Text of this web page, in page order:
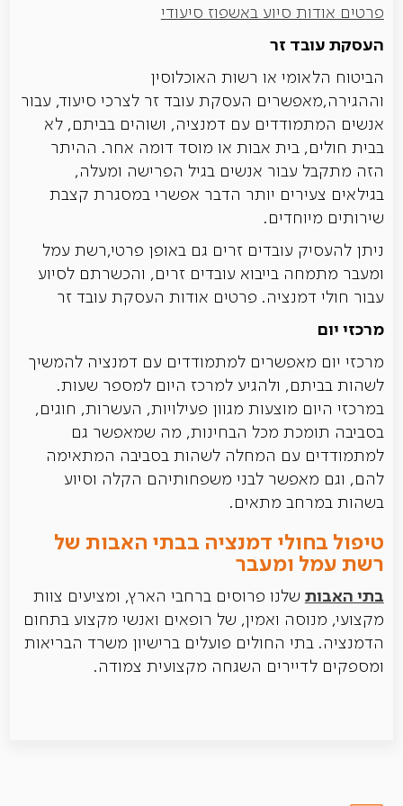
פרטים אודות סיוע באשפוז סיעודי
העסקת עובד זר
הביטוח הלאומי או רשות האוכלוסין
וההגירה,מאפשרים העסקת עובד זר לצרכי סיעוד, עבור
אנשים המתמודדים עם דמנציה, ושוהים בביתם, לא
בבית חולים, בית אבות או מוסד דומה אחר. ההיתר
הזה מתקבל עבור אנשים בגיל הפרישה ומעלה,
בגילאים צעירים יותר הדבר אפשרי במסגרת קצבת
שירותים מיוחדים.
ניתן להעסיק עובדים זרים גם באופן פרטי,רשת עמל
ומעבר מתמחה בייבוא עובדים זרים, והכשרתם לסיוע
עבור חולי דמנציה. פרטים אודות העסקת עובד זר
מרכזי יום
מרכזי יום מאפשרים למתמודדים עם דמנציה להמשיך
לשהות בביתם, ולהגיע למרכז היום למספר שעות.
במרכזי היום מוצעות מגוון פעילויות, העשרות, חוגים,
בסביבה תומכת מכל הבחינות, מה שמאפשר גם
למתמודדים עם המחלה לשהות בסביבה המתאימה
להם, וגם מאפשר לבני משפחותיהם הקלה וסיוע
בשהות במרחב מתאים.
טיפול בחולי דמנציה בבתי האבות של
רשת עמל ומעבר
בתי האבות שלנו פרוסים ברחבי הארץ, ומציעים צוות
מקצועי, מנוסה ואמין, של רופאים ואנשי מקצוע בתחום
הדמנציה. בתי החולים פועלים ברישיון משרד הבריאות
ומספקים לדיירים השגחה מקצועית צמודה.